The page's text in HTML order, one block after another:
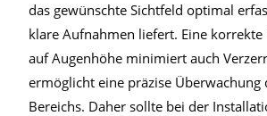
das gewünschte Sichtfeld optimal
klare Aufnahmen liefert. Eine
auf Augenhöhe minimiert auch
ermöglicht eine präzise Überwachung
Bereichs. Daher sollte bei der